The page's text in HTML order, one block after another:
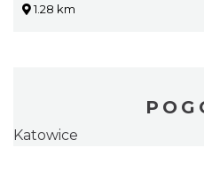
1.28 km
Katowice